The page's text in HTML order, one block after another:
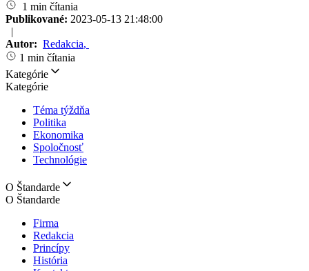
1 min čítania
Publikované: 2023-05-13 21:48:00
|
Autor: Redakcia,
1 min čítania
Kategórie
Kategórie
Téma týždňa
Politika
Ekonomika
Spoločnosť
Technológie
O Štandarde
O Štandarde
Firma
Redakcia
Princípy
História